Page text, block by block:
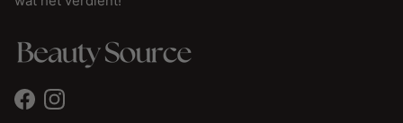
FacebookInstagram